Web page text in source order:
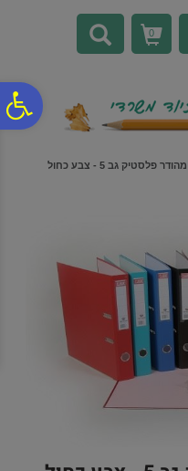
0
פלסטיק גב 5 - צבע כחול